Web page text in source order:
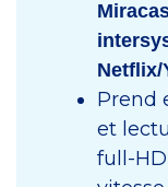
Netflix/
Prend
et
full-